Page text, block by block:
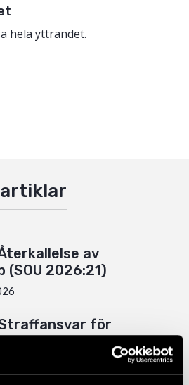
hela yttrandet.
av
(SOU 2026:21)
för
samröre med
(SOU